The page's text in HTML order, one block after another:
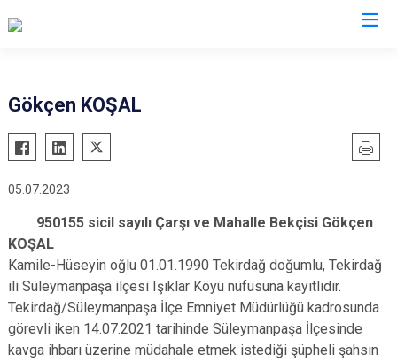
Gökçen KOŞAL
05.07.2023
950155 sicil sayılı Çarşı ve Mahalle Bekçisi Gökçen
KOŞAL
Kamile-Hüseyin oğlu 01.01.1990 Tekirdağ doğumlu, Tekirdağ
ili Süleymanpaşa ilçesi Işıklar Köyü nüfusuna kayıtlıdır.
Tekirdağ/Süleymanpaşa İlçe Emniyet Müdürlüğü kadrosunda
görevli iken 14.07.2021 tarihinde Süleymanpaşa İlçesinde
kavga ihbarı üzerine müdahale etmek istediği şüpheli şahsın